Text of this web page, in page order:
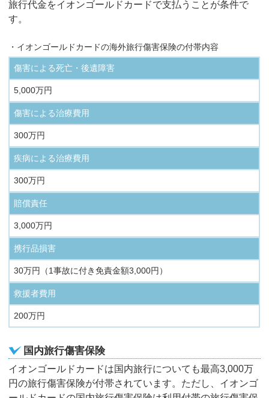
旅行代金をイオンゴールドカードで支払うことが条件で
す。
・イオンゴールドカードの海外旅行傷害保険の付帯内容
傷害による死亡・後遺障害
5,000万円
傷害による治療費用
300万円
疾病による治療費用
300万円
賠償責任
3,000万円
携行品損害
30万円（1事故に付き免責金額3,000円）
救援者費用
200万円
国内旅行傷害保険
イオンゴールドカードは国内旅行についても最高3,000万
円の旅行傷害保険が付帯されています。ただし、イオンゴ